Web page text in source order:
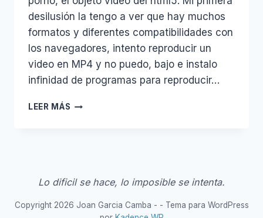
desilusión la tengo a ver que hay muchos
formatos y diferentes compatibilidades con
los navegadores, intento reproducir un
video en MP4 y no puedo, bajo e instalo
infinidad de programas para reproducir…
LEER MÁS VIDEO
Lo dificil se hace, lo imposible se intenta.
Copyright 2026 Joan Garcia Camba - - Tema para WordPress